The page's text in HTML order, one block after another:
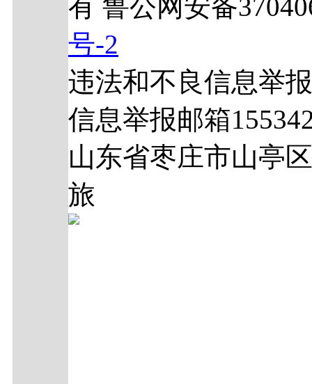
有 鲁公网安备
号-2
违法和不良信息举
信息举报邮箱
山东省枣庄市山亭
旅